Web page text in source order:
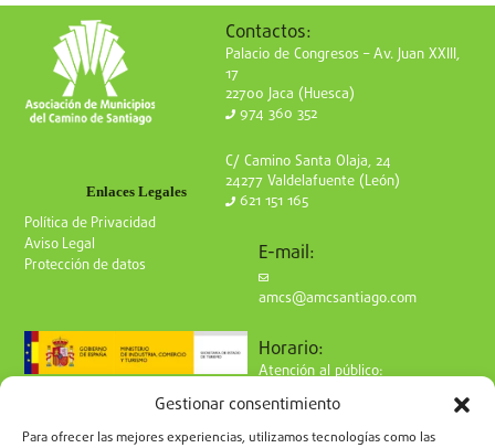
Gestionar consentimiento
Para ofrecer las mejores experiencias, utilizamos tecnologías como las
Enlaces Legales
Política de Privacidad
Aviso Legal
Protección de datos
Contactos:
Palacio de Congresos – Av. Juan XXIII,
17
22700 Jaca (Huesca)
974 360 352
C/ Camino Santa Olaja, 24
24277 Valdelafuente (León)
621 151 165
E-mail:
amcs@amcsantiago.com
Horario:
Atención al público:
de 9 a 15h
Síguenos en redes: